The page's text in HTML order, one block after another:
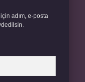
adım, e-posta